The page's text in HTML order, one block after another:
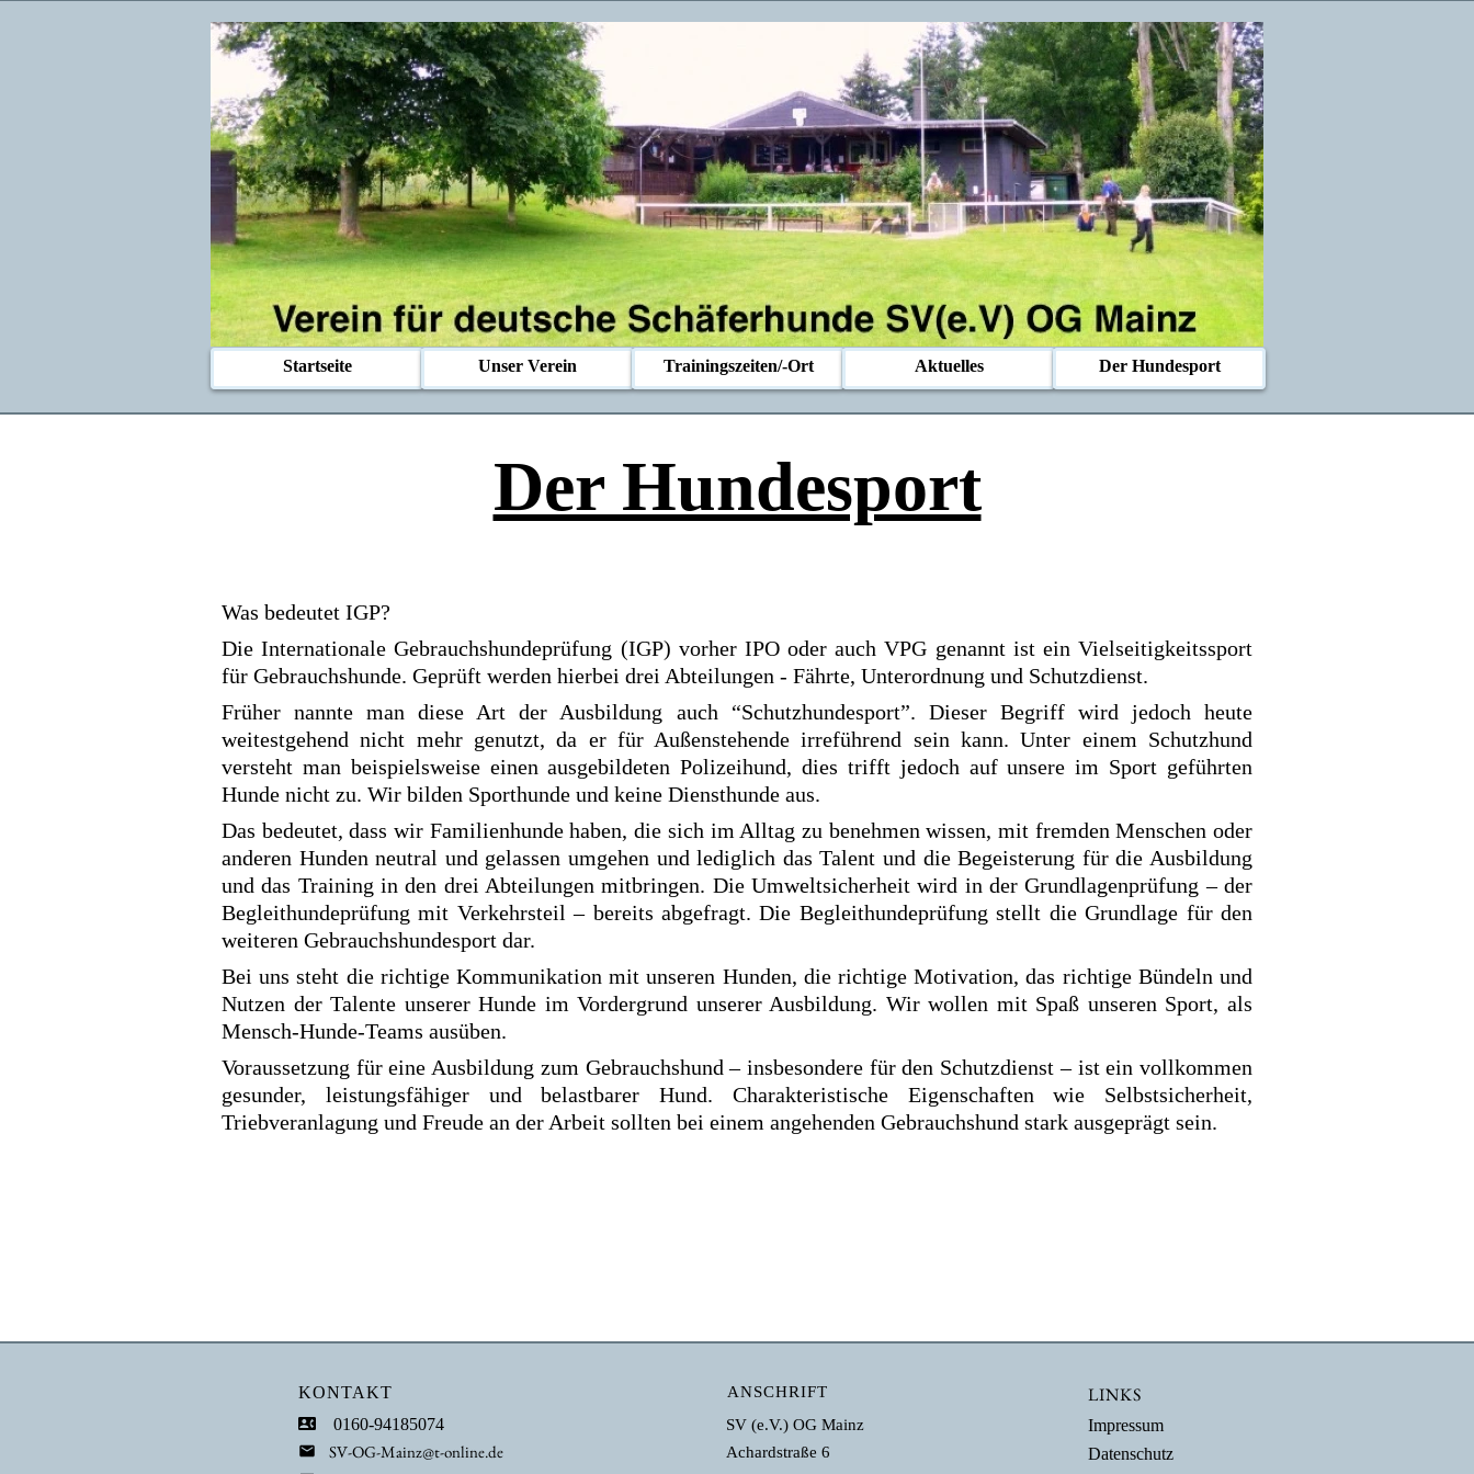
Startseite Unser Verein Trainingszeiten/-Ort Aktuelles Der Hundesport
Der Hundesport
Was bedeutet IGP?
Die Internationale Gebrauchshundeprüfung (IGP) vorher IPO oder auch VPG genannt ist ein Vielseitigkeitssport
für Gebrauchshunde. Geprüft werden hierbei drei Abteilungen - Fährte, Unterordnung und Schutzdienst.
Früher nannte man diese Art der Ausbildung auch “Schutzhundesport”. Dieser Begriff wird jedoch heute
weitestgehend nicht mehr genutzt, da er für Außenstehende irreführend sein kann. Unter einem Schutzhund
versteht man beispielsweise einen ausgebildeten Polizeihund, dies trifft jedoch auf unsere im Sport geführten
Hunde nicht zu. Wir bilden Sporthunde und keine Diensthunde aus.
Das bedeutet, dass wir Familienhunde haben, die sich im Alltag zu benehmen wissen, mit fremden Menschen oder
anderen Hunden neutral und gelassen umgehen und lediglich das Talent und die Begeisterung für die Ausbildung
und das Training in den drei Abteilungen mitbringen. Die Umweltsicherheit wird in der Grundlagenprüfung – der
Begleithundeprüfung mit Verkehrsteil – bereits abgefragt. Die Begleithundeprüfung stellt die Grundlage für den
weiteren Gebrauchshundesport dar.
Bei uns steht die richtige Kommunikation mit unseren Hunden, die richtige Motivation, das richtige Bündeln und
Nutzen der Talente unserer Hunde im Vordergrund unserer Ausbildung. Wir wollen mit Spaß unseren Sport, als
Mensch-Hunde-Teams ausüben.
Voraussetzung für eine Ausbildung zum Gebrauchshund – insbesondere für den Schutzdienst – ist ein vollkommen
gesunder, leistungsfähiger und belastbarer Hund. Charakteristische Eigenschaften wie Selbstsicherheit,
Triebveranlagung und Freude an der Arbeit sollten bei einem angehenden Gebrauchshund stark ausgeprägt sein.
KONTAKT ANSCHRIFT LINKS
0160-94185074
SV-OG-Mainz@t-online.de
SV (e.V.) OG Mainz
Achardstraße 6
Impressum
Datenschutz